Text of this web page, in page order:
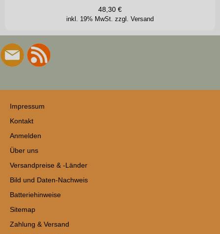
inkl. 19% MwSt. zzgl. Versand
48,30 €
Impressum
Kontakt
Anmelden
Über uns
Versandpreise & -Länder
Bild und Daten-Nachweis
Batteriehinweise
Sitemap
Zahlung & Versand